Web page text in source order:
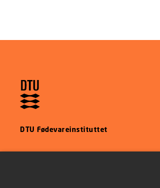
DTU Fødevareinstituttet